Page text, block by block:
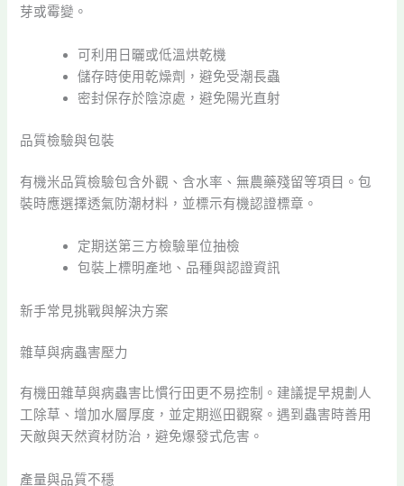
芽或霉變。
可利用日曬或低溫烘乾機
儲存時使用乾燥劑，避免受潮長蟲
密封保存於陰涼處，避免陽光直射
品質檢驗與包裝
有機米品質檢驗包含外觀、含水率、無農藥殘留等項目。包
裝時應選擇透氣防潮材料，並標示有機認證標章。
定期送第三方檢驗單位抽檢
包裝上標明產地、品種與認證資訊
新手常見挑戰與解決方案
雜草與病蟲害壓力
有機田雜草與病蟲害比慣行田更不易控制。建議提早規劃人
工除草、增加水層厚度，並定期巡田觀察。遇到蟲害時善用
天敵與天然資材防治，避免爆發式危害。
產量與品質不穩